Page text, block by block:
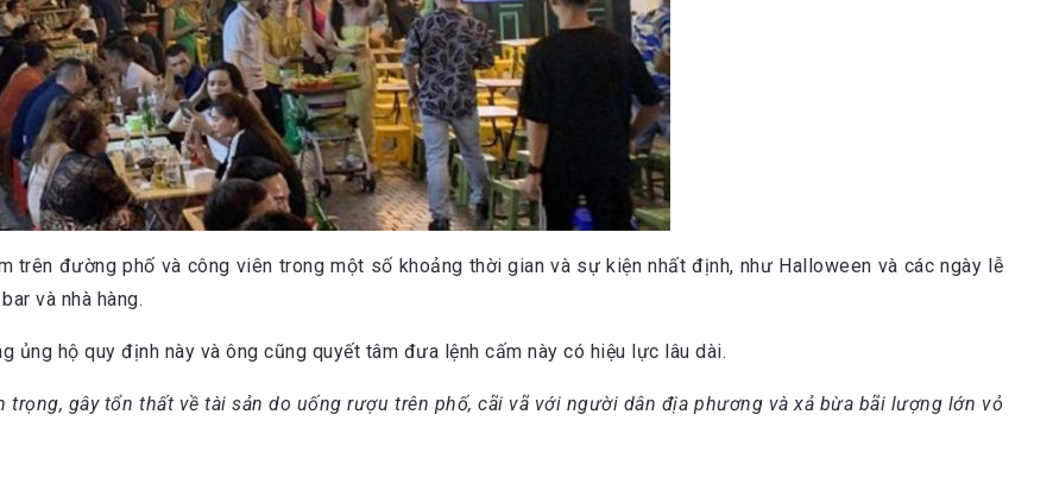
trên đường phố và công viên trong một số khoảng thời gian và sự kiện nhất định, như Halloween và các ngày lễ
và nhà hàng.
ủng hộ quy định này và ông cũng quyết tâm đưa lệnh cấm này có hiệu lực lâu dài.
gây tổn thất về tài sản do uống rượu trên phố, cãi vã với người dân địa phương và xả bừa bãi lượng lớn vỏ